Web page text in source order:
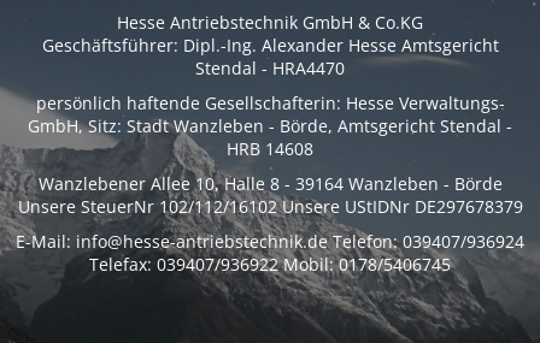
Hesse Antriebstechnik GmbH & Co.KG
Geschäftsführer: Dipl.-Ing. Alexander Hesse Amtsgericht
Stendal - HRA4470
persönlich haftende Gesellschafterin: Hesse Verwaltungs-
GmbH, Sitz: Stadt Wanzleben - Börde, Amtsgericht Stendal -
HRB 14608
Wanzlebener Allee 10, Halle 8 - 39164 Wanzleben - Börde
Unsere SteuerNr 102/112/16102 Unsere UStIDNr DE297678379
E-Mail: info@hesse-antriebstechnik.de Telefon: 039407/936924
Telefax: 039407/936922 Mobil: 0178/5406745